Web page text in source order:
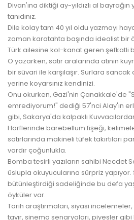
Divan'ına diktiği ay-yıldızlı al
tanıdınız.
Dile kolay tam 40 yıl oldu yazmayı
zaman karatahta başında idealist bir
Türk ailesine kol-kanat geren şefkatli
O yazarken, satır aralarında atının
bir süvari ile karşılaşır. Surlara sancak
yerine koyarsınız kendinizi.
Onu okurken, Gazi'nin Çanakkale'de
emrediyorum!" dediği 57'nci Alay'ın
gibi, Sakarya'da kalpaklı
Harflerinde barebellum fişeği,
satırlarında makineli tüfek takırtıları
vardır çoğunlukla.
Bomba tesirli yazıların sahibi Necdet
üslupla okuyucularına sürpriz
bütünleştirdiği sadeliğinde bu defa
öyküler var.
Tarih araştırmaları, siyasi
tavır, sinema senaryoları, piyesler